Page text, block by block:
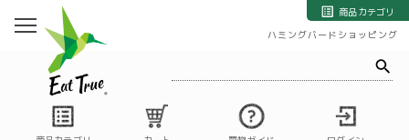
商品カテゴリ
ハミングバードショッピング